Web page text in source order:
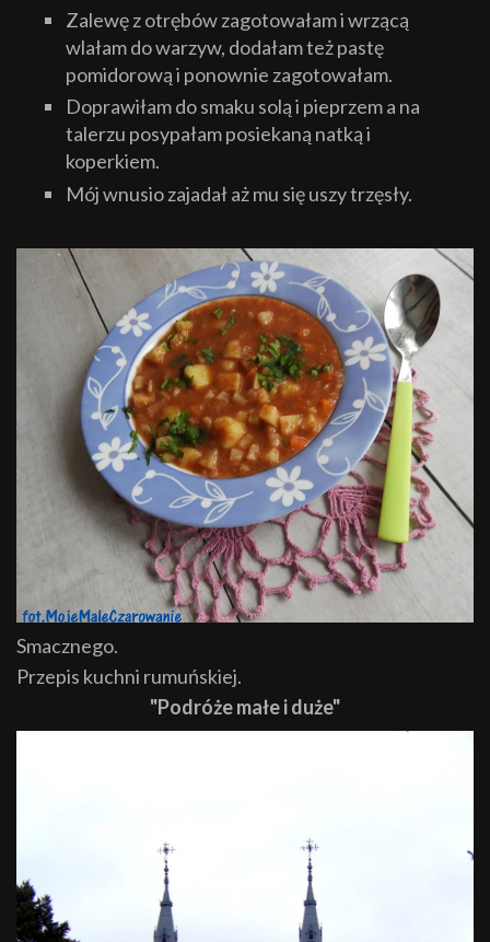
Zalewę z otrębów zagotowałam i wrzącą
wlałam do warzyw, dodałam też pastę
pomidorową i ponownie zagotowałam.
Doprawiłam do smaku solą i pieprzem a na
talerzu posypałam posiekaną natką i
koperkiem.
Mój wnusio zajadał aż mu się uszy trzęsły.
Smacznego.
Przepis kuchni rumuńskiej.
"Podróże małe i duże"